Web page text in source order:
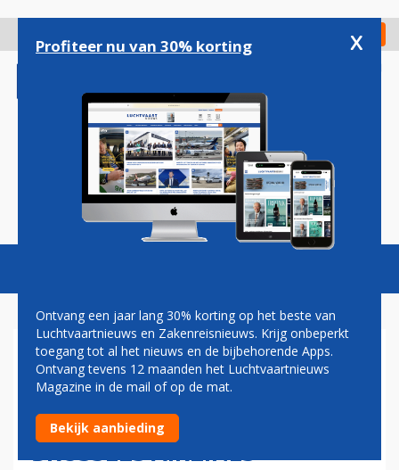
gaan
Check in
Magazine Podcasts Vacatures
'LUFTHANSA DICHT BIJ
NEMEN VAN BELANG IN AIR
EUROPA, DOET TEST BIJ
BRUSSELS AIRLINES'
Profiteer nu van 30% korting x
Ontvang een jaar lang 30% korting op het beste van
Luchtvaartnieuws en Zakenreisnieuws. Krijg onbeperkt
toegang tot al het nieuws en de bijbehorende Apps.
Ontvang tevens 12 maanden het Luchtvaartnieuws
Magazine in de mail of op de mat.
Bekijk aanbieding